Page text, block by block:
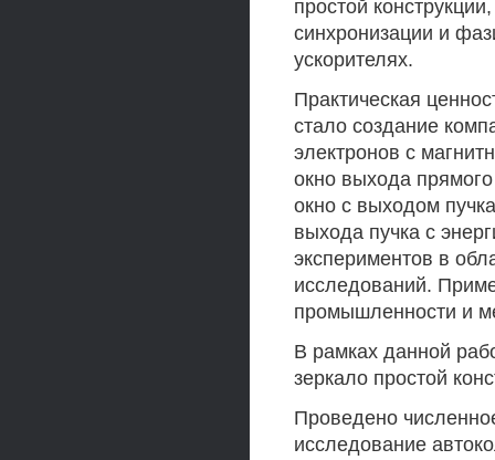
простой
синхронизации и
ускорителях.
Практическая
стало создание
электронов с
окно выхода
окно с выходом
выхода пучка с
экспериментов в
исследований.
промышленности и
В рамках данной
зеркало простой
Проведено
исследование